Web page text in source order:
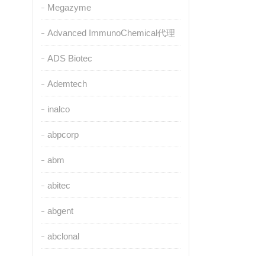
Megazyme
Advanced ImmunoChemical代理
ADS Biotec
Ademtech
inalco
abpcorp
abm
abitec
abgent
abclonal